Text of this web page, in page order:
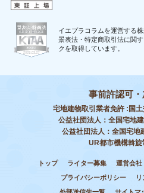
イエプラコラムを運営する
景表法・特定商取引法に関
クを取得しています。
事前許認可
宅地建物取引業者免許 :国
公益社団法人：全国宅地
公益社団法人：全国宅地
UR都市機構斡
トップ ライター募集 運営会社
プライバシーポリシー